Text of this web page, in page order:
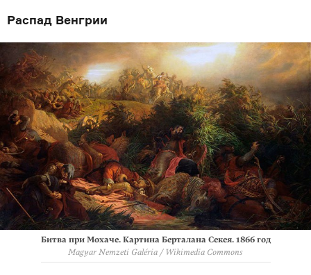
Распад Венгрии
Битва при Мохаче. Картина Берталана Секея. 1866 год
Magyar Nemzeti Galéria / Wikimedia Commons